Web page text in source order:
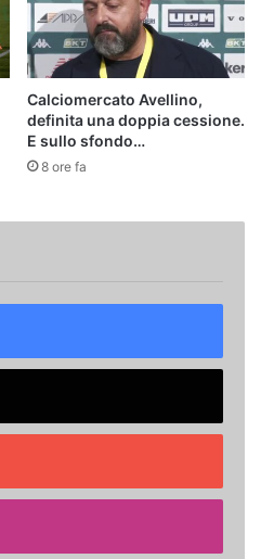
Calciomercato Avellino,
definita una doppia cessione.
E sullo sfondo…
8 ore fa